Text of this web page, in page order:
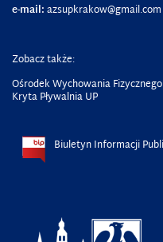
e-mail:azsupkrakow@gmail.com
Zobacz także:
Ośrodek Wychowania
Kryta Pływalnia UP
Biuletyn Informacji